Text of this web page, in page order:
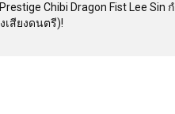
Chibi Dragon Fist Lee Sin